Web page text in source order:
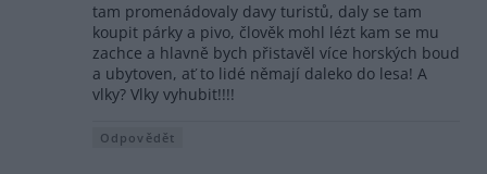
tam promenádovaly davy turistů, daly se tam
koupit párky a pivo, člověk mohl lézt kam se mu
zachce a hlavně bych přistavěl více horských boud
a ubytoven, ať to lidé němají daleko do lesa! A
vlky? Vlky vyhubit!!!!
Odpovědět